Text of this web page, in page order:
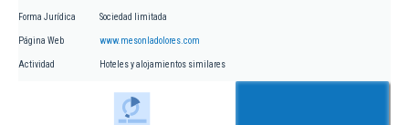
Forma Jurídica Sociedad limitada
Página Web www.mesonladolores.com
Actividad Hoteles y alojamientos similares